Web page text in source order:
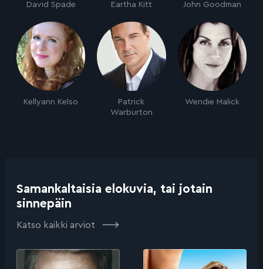
David Spade Eartha Kitt John Goodman
Kellyann Kelso
Patrick
Warburton
Wendie Malick
Samankaltaisia elokuvia, tai jotain
sinnepäin
Katso kaikki arviot